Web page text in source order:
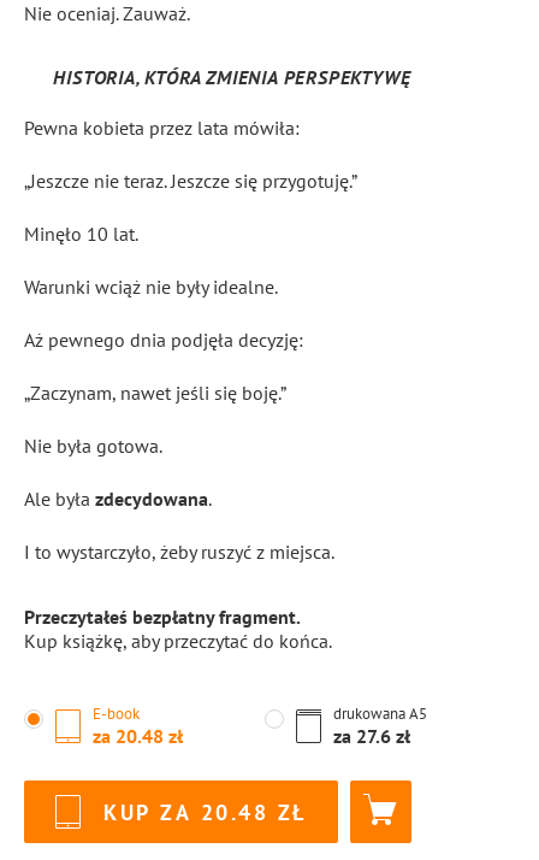
Nie oceniaj. Zauważ.
HISTORIA, KTÓRA ZMIENIA PERSPEKTYWĘ
Pewna kobieta przez lata mówiła:
„Jeszcze nie teraz. Jeszcze się przygotuję.”
Minęło 10 lat.
Warunki wciąż nie były idealne.
Aż pewnego dnia podjęła decyzję:
„Zaczynam, nawet jeśli się boję.”
Nie była gotowa.
Ale była zdecydowana.
I to wystarczyło, żeby ruszyć z miejsca.
Przeczytałeś bezpłatny fragment.
Kup książkę, aby przeczytać do końca.
E-book
za 20.48
drukowanaA5
za 27.6
KUP ZA 20.48